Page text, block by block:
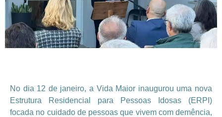
No dia 12 de janeiro, a Vida Maior inaugurou uma nova
Estrutura Residencial para Pessoas Idosas (ERPI)
focada no cuidado de pessoas que vivem com demência,